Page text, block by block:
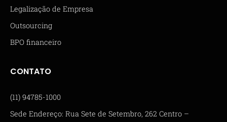
Legalização de Empresa
Outsourcing
BPO financeiro
CONTATO
(11) 94785-1000
Sede Endereço: Rua Sete de Setembro, 262 Centro –